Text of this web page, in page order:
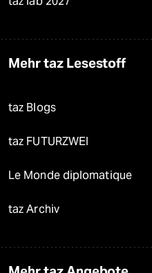
Mehr taz Lesestoff
taz Blogs
taz FUTURZWEI
Le Monde diplomatique
taz Archiv